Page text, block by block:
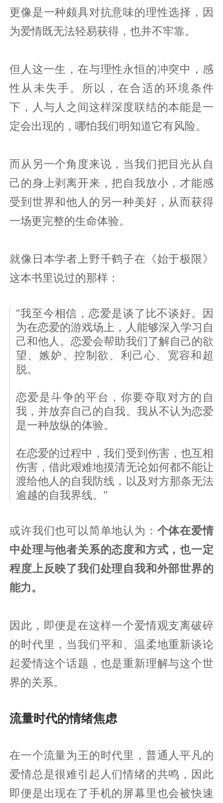
更像是一种颇具对抗意味的理性选择，因
为爱情既无法轻易获得，也并不牢靠。
但人这一生，在与理性永恒的冲突中，感
性从未失手。所以，在合适的环境条件
下，人与人之间这样深度联结的本能是一
定会出现的，哪怕我们明知道它有风险。‍
而从另一个角度来说，当我们把目光从自
己的身上剥离开来，把自我放小，才能感
受到世界和他人的另一种美好，从而获得
一场更完整的生命体验。
就像日本学者上野千鹤子在《始于极限》
这本书里说过的那样：
“我至今相信，恋爱是谈了比不谈好。因
为在恋爱的游戏场上，人能够深入学习自
己和他人。恋爱会帮助我们了解自己的欲
望、嫉妒、控制欲、利己心、宽容和超
脱。
恋爱是斗争的平台，你要夺取对方的自
我，并放弃自己的自我。我从不认为恋爱
是一种放纵的体验。
在恋爱的过程中，我们受到伤害，也互相
伤害，借此艰难地摸清无论如何都不能让
渡给他人的自我防线，以及对方那条无法
逾越的自我界线。”
或许我们也可以简单地认为： 个体在爱情
中处理与他者关系的态度和方式，也一定
程度上反映了我们处理自我和外部世界的
能力。
因此，即便是在这样一个爱情观支离破碎
的时代里，当我们平和、温柔地重新谈论
起爱情这个话题，也是重新理解与这个世
界的关系。
流量时代的情绪焦虑
在一个流量为王的时代里，普通人平凡的
爱情总是很难引起人们情绪的共鸣，因此
即便是出现在了手机的屏幕里也会被快速